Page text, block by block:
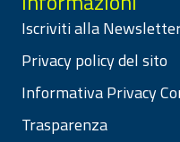
Iscriviti alla
Privacy policy del sito
Informativa Privacy
Trasparenza